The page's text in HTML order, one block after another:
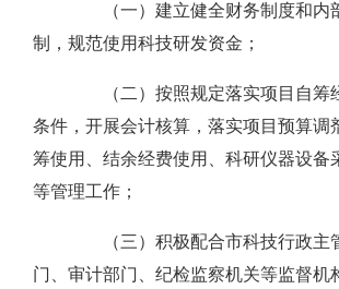
（一）建立健全财务制度和内
制，规范使用科技研发资金；
（二）按照规定落实项目自筹
条件，开展会计核算，落实项目预算调
筹使用、结余经费使用、科研仪器设备
等管理工作；
（三）积极配合市科技行政主
门、审计部门、纪检监察机关等监督机